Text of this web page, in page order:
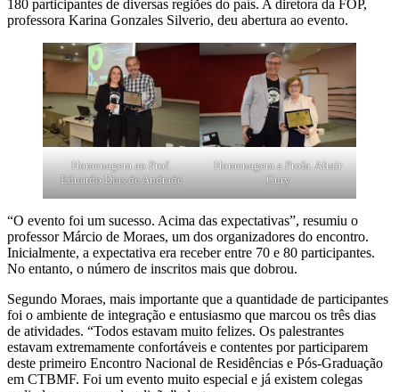
180 participantes de diversas regiões do país. A diretora da FOP,
professora Karina Gonzales Silverio, deu abertura ao evento.
Homenagem ao Prof.
Eduardo Dias de Andrade
Homenagem a Profa. Altair
Cury
“O evento foi um sucesso. Acima das expectativas”, resumiu o
professor Márcio de Moraes, um dos organizadores do encontro.
Inicialmente, a expectativa era receber entre 70 e 80 participantes.
No entanto, o número de inscritos mais que dobrou.
Segundo Moraes, mais importante que a quantidade de participantes
foi o ambiente de integração e entusiasmo que marcou os três dias
de atividades. “Todos estavam muito felizes. Os palestrantes
estavam extremamente confortáveis e contentes por participarem
deste primeiro Encontro Nacional de Residências e Pós-Graduação
em CTBMF. Foi um evento muito especial e já existem colegas